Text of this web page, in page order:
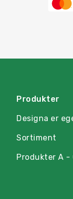
Produkter
Designa er
Sortiment
Produkter A -